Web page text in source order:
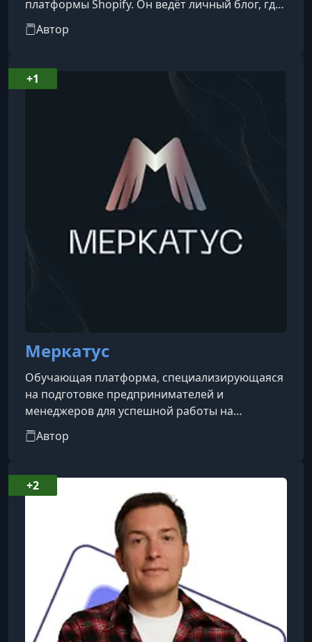
платформы Shopify. Он ведёт личный блог, где
делится опытом и советами по созданию и
развитию интернет-магазинов, а также по
Автор
Меркатус
Обучающая платформа, специализирующаяся
на подготовке предпринимателей и
менеджеров для успешной работы на
маркетплейсах. Платформа предлагает курсы,
адаптированные для разных уровней
селлеров. Учебные программы охватывают все
аспекты ведения бизнеса на популярных
площадках, таких как Wildberries, Ozon и
Яндекс Маркет. Особое внимание уделяется
практическим заданиям, позволяющим
участникам сразу применять получ
Автор
+1
+2